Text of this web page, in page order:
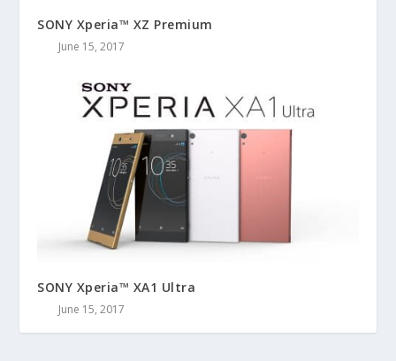
SONY Xperia™ XZ Premium
June 15, 2017
SONY Xperia™ XA1 Ultra
June 15, 2017